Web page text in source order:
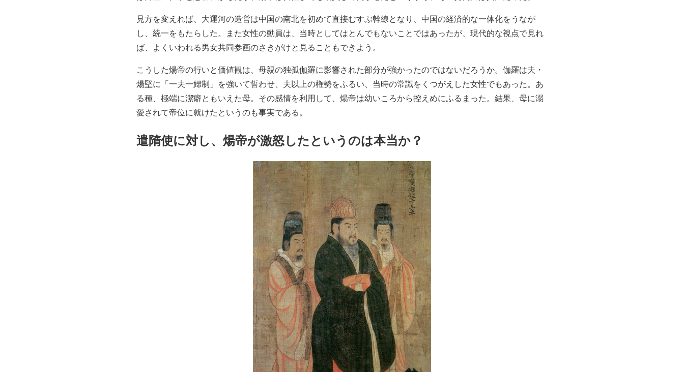
見方を変えれば、大運河の造営は中国の南北を初めて直接むすぶ幹線となり、中国の経済的な一体化をうなが
し、統一をもたらした。また女性の動員は、当時としてはとんでもないことではあったが、現代的な視点で見れ
ば、よくいわれる男女共同参画のさきがけと見ることもできよう。
こうした煬帝の行いと価値観は、母親の独孤伽羅に影響された部分が強かったのではないだろうか。伽羅は夫・
煬堅に「一夫一婦制」を強いて誓わせ、夫以上の権勢をふるい、当時の常識をくつがえした女性でもあった。あ
る種、極端に潔癖ともいえた母。その感情を利用して、煬帝は幼いころから控えめにふるまった。結果、母に溺
愛されて帝位に就けたというのも事実である。
遣隋使に対し、煬帝が激怒したというのは本当か？